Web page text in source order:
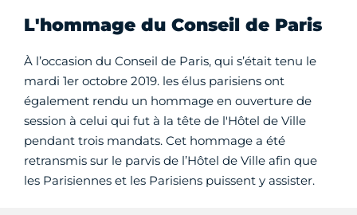
L'hommage du Conseil de Paris
À l’occasion du Conseil de Paris, qui s’était tenu le
mardi 1er octobre 2019. les élus parisiens ont
également rendu un hommage en ouverture de
session à celui qui fut à la tête de l'Hôtel de Ville
pendant trois mandats. Cet hommage a été
retransmis sur le parvis de l’Hôtel de Ville afin que
les Parisiennes et les Parisiens puissent y assister.